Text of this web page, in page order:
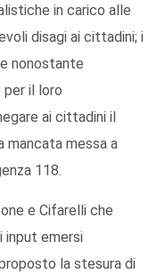
in carico alle
disagi ai cittadini; i
nonostante
il loro
ai cittadini il
mancata messa a
118.
e Cifarelli che
input emersi
la stesura di